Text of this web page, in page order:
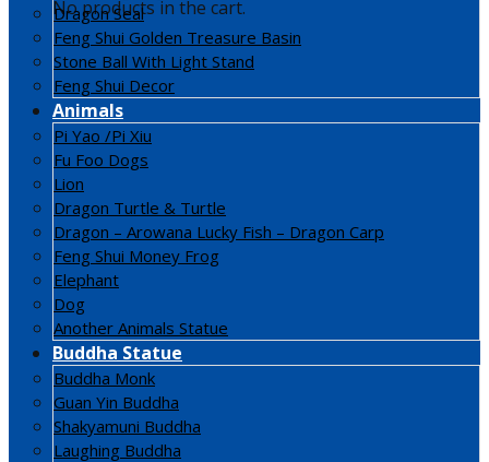
No products in the cart.
Dragon Seal
Feng Shui Golden Treasure Basin
Stone Ball With Light Stand
Feng Shui Decor
Animals
Pi Yao /Pi Xiu
Fu Foo Dogs
Lion
Dragon Turtle & Turtle
Dragon – Arowana Lucky Fish – Dragon Carp
Feng Shui Money Frog
Elephant
Dog
Another Animals Statue
Buddha Statue
Buddha Monk
Guan Yin Buddha
Shakyamuni Buddha
Laughing Buddha